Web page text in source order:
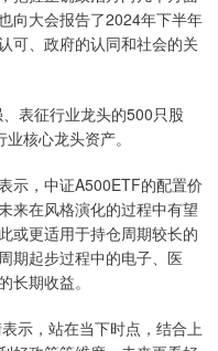
向大会报告了2024年下半年
可、政府的认同和社会的关
表征行业龙头的500只股
核心龙头资产。
示，中证A500ETF的配置价
来在风格演化的过程中有望
或更适用于持仓周期较长的
期起步过程中的电子、医
长期收益。
示，站在当下时点，结合上